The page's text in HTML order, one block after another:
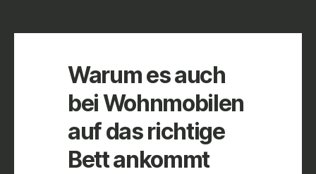
Warum es auch
bei Wohnmobilen
auf das richtige
Bett ankommt